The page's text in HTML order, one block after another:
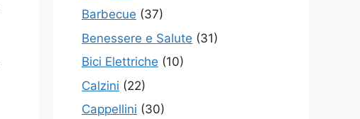
Barbecue (37)
Benessere e Salute (31)
Bici Elettriche (10)
Calzini (22)
Cappellini (30)